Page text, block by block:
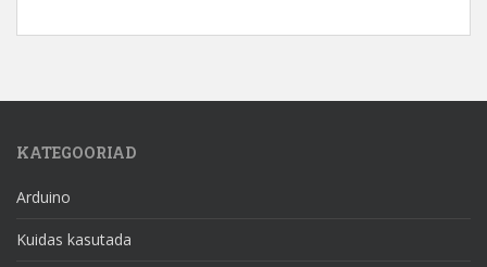
KATEGOORIAD
Arduino
Kuidas kasutada